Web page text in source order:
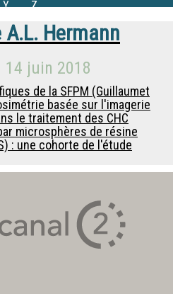
Y Z
A.L. Hermann
14 juin 2018
de la SFPM (Guillaumet
basée sur l'imagerie
le traitement des CHC
microsphères de résine
: une cohorte de l'étude